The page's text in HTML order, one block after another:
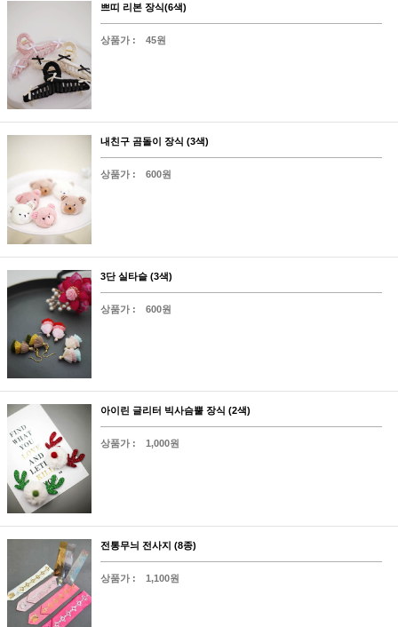
쁘띠 리본 장식(6색)
상품가 : 45원
내친구 곰돌이 장식 (3색)
상품가 : 600원
3단 실타슬 (3색)
상품가 : 600원
아이린 글리터 빅사슴뿔 장식 (2색)
상품가 : 1,000원
전통무늬 전사지 (8종)
상품가 : 1,100원